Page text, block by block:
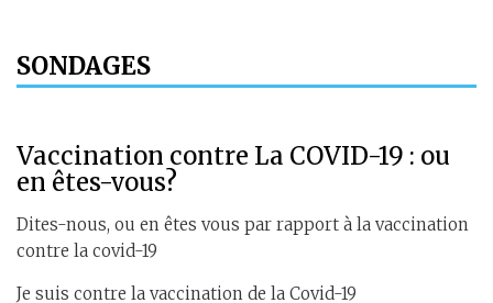
SONDAGES
Vaccination contre La COVID-19 : ou
en êtes-vous?
Dites-nous, ou en êtes vous par rapport à la vaccination
contre la covid-19
Je suis contre la vaccination de la Covid-19